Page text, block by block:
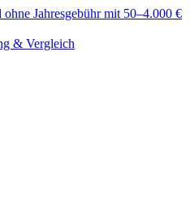
Jahresgebühr mit 50–4.000 €
& Vergleich